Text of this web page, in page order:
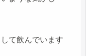
て飲んでいます